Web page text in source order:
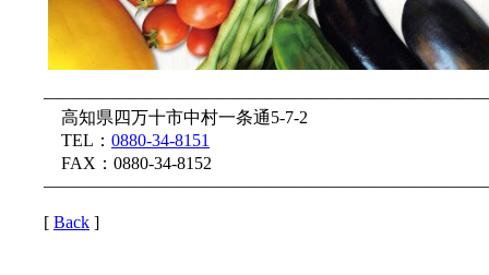
高知県四万十市中村一条通5-7-2
TEL： 0880-34-8151
FAX：0880-34-8152
[ Back ]